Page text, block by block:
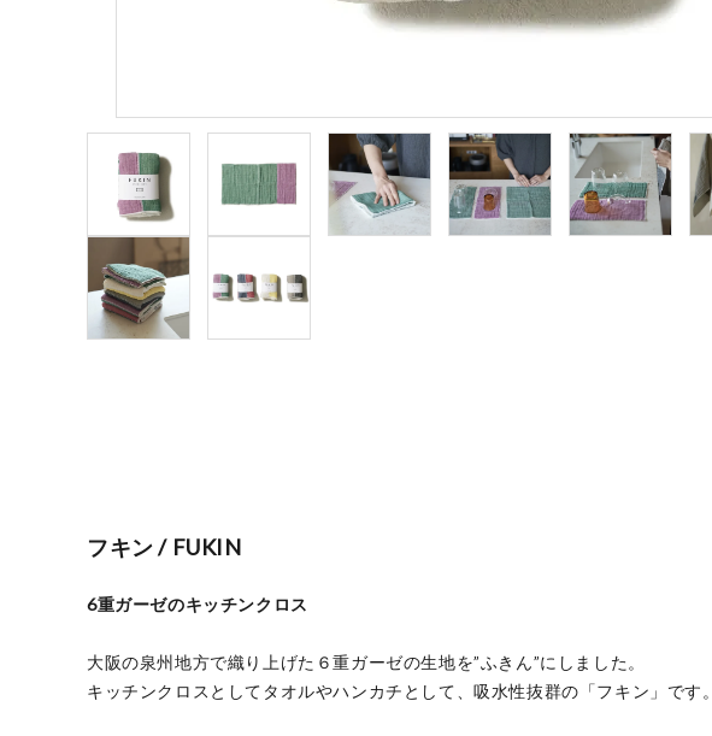
フキン / FUKIN
6重ガーゼのキッチンクロス
大阪の泉州地方で織り上げた６重ガーゼの生地を”ふきん”にしました。
キッチンクロスとしてタオルやハンカチとして、吸水性抜群の「フキン」です。